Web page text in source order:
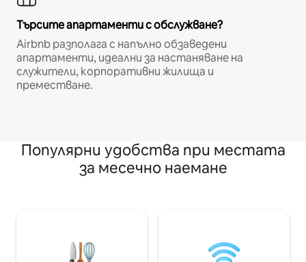
Търсите апартаменти с обслужване?
Airbnb разполага с напълно обзаведени
апартаменти, идеални за настаняване на
служители, корпоративни жилища и
преместване.
Популярни удобства при местата
за месечно наемане